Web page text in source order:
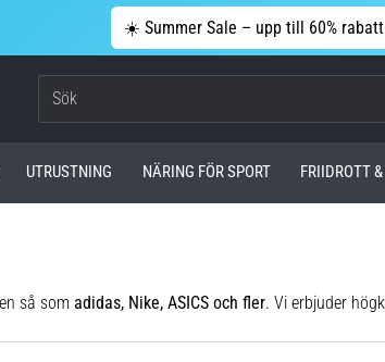
☀️ Summer Sale – upp till 60%
UTRUSTNING NÄRING FÖR SPORT FRIIDROTT
så som adidas, Nike, ASICS och fler. Vi erbjuder